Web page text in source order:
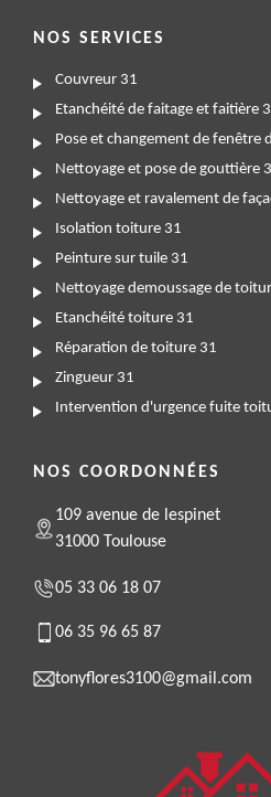
NOS SERVICES
Couvreur 31
Etanchéité de faitage et faitière
Pose et changement de fenêtre
Nettoyage et pose de gouttière
Nettoyage et ravalement de
Isolation toiture 31
Peinture sur tuile 31
Nettoyage demoussage de
Etanchéité toiture 31
Réparation de toiture 31
Zingueur 31
Intervention d'urgence fuite
NOS COORDONNÉES
109 avenue de lespinet
31000 Toulouse
05 33 06 18 07
06 35 96 65 87
tonyflores3100@gmail.com